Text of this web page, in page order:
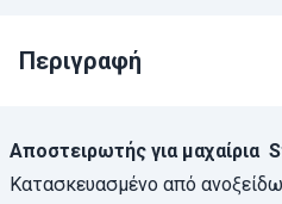
Περιγραφή
Αποστειρωτής για μαχαίρια
Κατασκευασμένο από